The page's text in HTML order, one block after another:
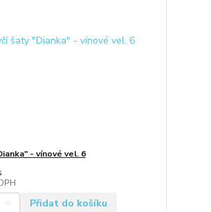
- vínové vel. 6
Přidat do košíku